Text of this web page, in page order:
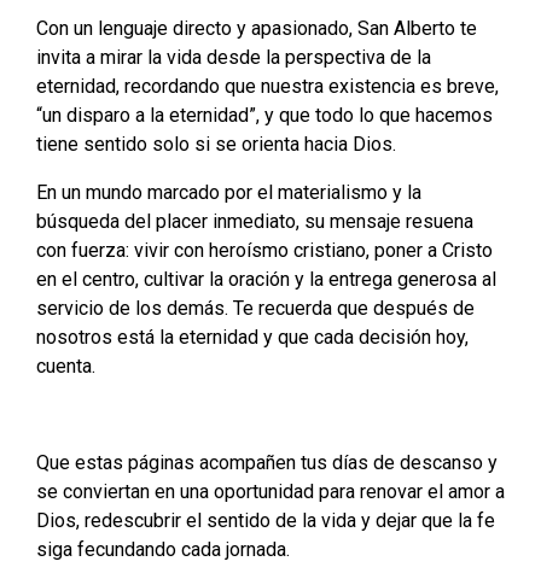
Con un lenguaje directo y apasionado, San Alberto te
invita a mirar la vida desde la perspectiva de la
eternidad, recordando que nuestra existencia es breve,
“un disparo a la eternidad”, y que todo lo que hacemos
tiene sentido solo si se orienta hacia Dios.
En un mundo marcado por el materialismo y la
búsqueda del placer inmediato, su mensaje resuena
con fuerza: vivir con heroísmo cristiano, poner a Cristo
en el centro, cultivar la oración y la entrega generosa al
servicio de los demás. Te recuerda que después de
nosotros está la eternidad y que cada decisión hoy,
cuenta.
Que estas páginas acompañen tus días de descanso y
se conviertan en una oportunidad para renovar el amor a
Dios, redescubrir el sentido de la vida y dejar que la fe
siga fecundando cada jornada.